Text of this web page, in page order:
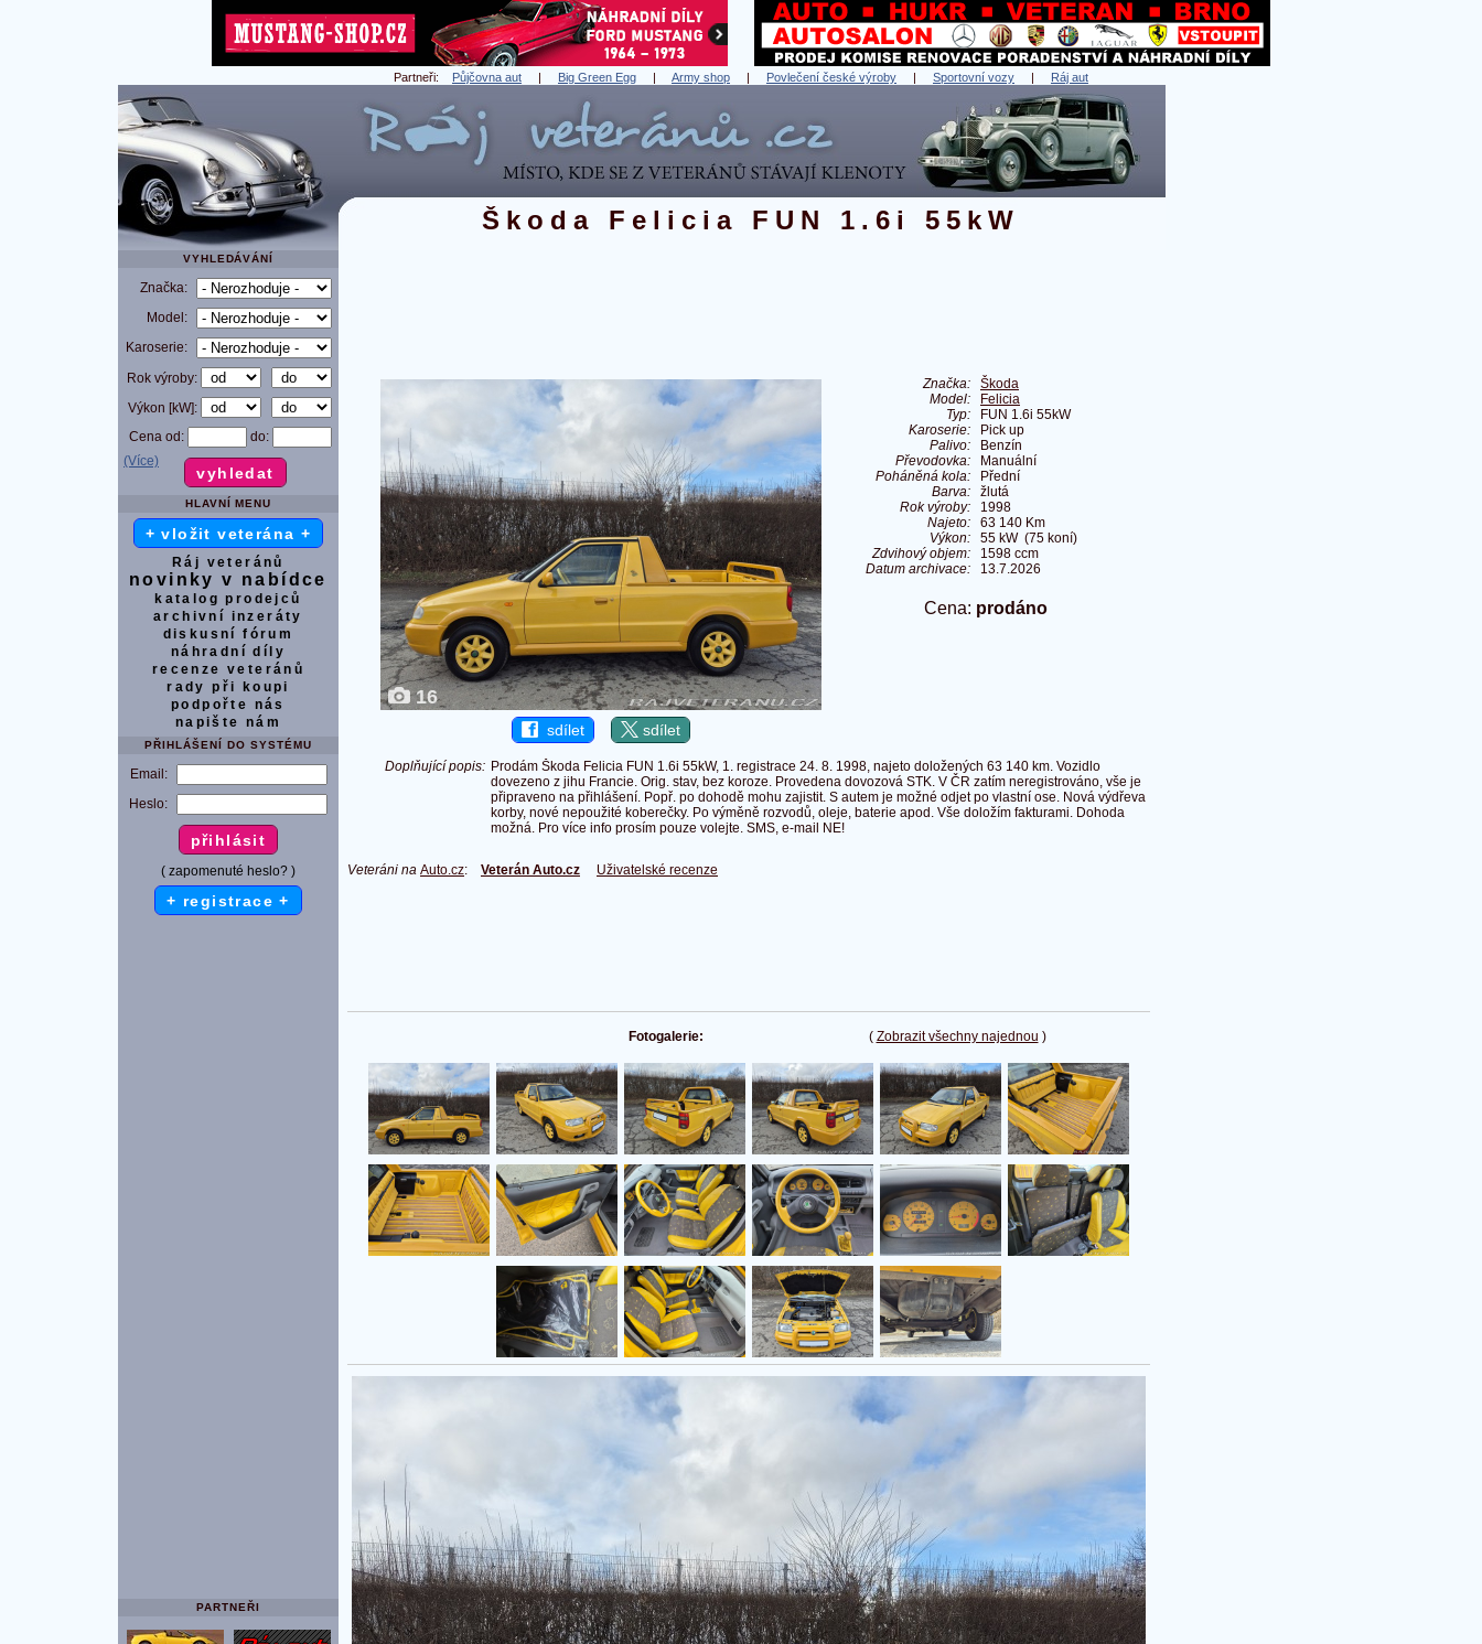
Partneři: Půjčovna aut | Big Green Egg | Army shop | Povlečení české výroby | Sportovní vozy | Ráj aut
Škoda Felicia FUN 1.6i 55kW
VYHLEDÁVÁNÍ
Značka:
Model:
Karoserie:
Rok výroby:
Výkon [kW]:
Cena od:
do:
(Více)
HLAVNÍ MENU
+ vložit veterána +
Ráj veteránů
novinky v nabídce
katalog prodejců
archivní inzeráty
diskusní fórum
náhradní díly
recenze veteránů
rady při koupi
podpořte nás
napište nám
PŘIHLÁŠENÍ DO SYSTÉMU
Email:
Heslo:
( zapomenuté heslo? )
+ registrace +
PARTNEŘI
16
sdílet sdílet
Značka:
Škoda
Model:
Felicia
Typ:
FUN 1.6i 55kW
Karoserie:
Pick up
Palivo:
Benzín
Převodovka:
Manuální
Poháněná kola:
Přední
Barva:
žlutá
Rok výroby:
1998
Najeto:
63 140 Km
Výkon:
55 kW (75 koní)
Zdvihový objem:
1598 ccm
Datum archivace:
13.7.2026
Cena: prodáno
Doplňující popis: Prodám Škoda Felicia FUN 1.6i 55kW, 1. registrace 24. 8. 1998, najeto doložených 63 140 km. Vozidlo
dovezeno z jihu Francie. Orig. stav, bez koroze. Provedena dovozová STK. V ČR zatím neregistrováno, vše je
připraveno na přihlášení. Popř. po dohodě mohu zajistit. S autem je možné odjet po vlastní ose. Nová výdřeva
korby, nové nepoužité koberečky. Po výměně rozvodů, oleje, baterie apod. Vše doložím fakturami. Dohoda
možná. Pro více info prosím pouze volejte. SMS, e-mail NE!
Veteráni na Auto.cz: Veterán Auto.cz Uživatelské recenze
( Zobrazit všechny najednou )
Fotogalerie: